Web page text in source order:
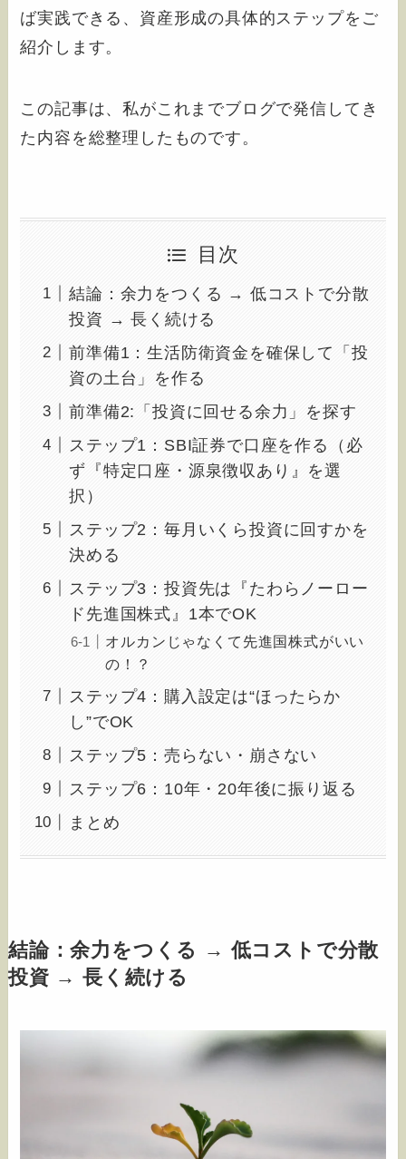
ば実践できる、資産形成の具体的ステップをご
紹介します。
この記事は、私がこれまでブログで発信してき
た内容を総整理したものです。
目次
結論：余力をつくる → 低コストで分散
投資 → 長く続ける
前準備1：生活防衛資金を確保して「投
資の土台」を作る
前準備2:「投資に回せる余力」を探す
ステップ1：SBI証券で口座を作る（必
ず『特定口座・源泉徴収あり』を選
択）
ステップ2：毎月いくら投資に回すかを
決める
ステップ3：投資先は『たわらノーロー
ド先進国株式』1本でOK
オルカンじゃなくて先進国株式がいい
の！？
ステップ4：購入設定は“ほったらか
し”でOK
ステップ5：売らない・崩さない
ステップ6：10年・20年後に振り返る
まとめ
結論：余力をつくる → 低コストで分散
投資 → 長く続ける